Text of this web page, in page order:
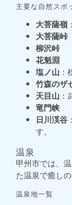
主要な自然スポ
大菩薩嶺
大菩薩峠
柳沢峠
花魁淵
塩ノ山
竹森のザ
天目山 ：
竜門峡
日川渓谷
す。
温泉
甲州市では、
た温泉で癒し
温泉地一覧